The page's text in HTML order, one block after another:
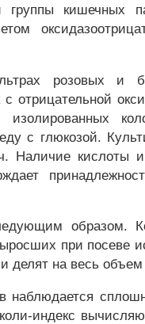
группы кишечных
розовых и
отрицательной
с глюкозой.
Наличие кислоты
образом.
при посеве
делят на весь
индекс